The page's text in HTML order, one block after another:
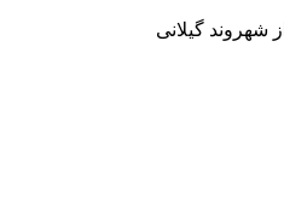
شهروند گیلانی